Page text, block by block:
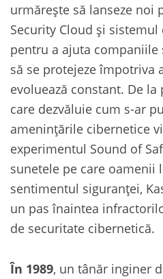
urmărește să lanseze noi
Security Cloud și sistemul
pentru a ajuta
să se protejeze împotriva
evoluează constant. De la
care dezvăluie cum s-ar
amenințările cibernetice
experimentul Sound of
sunetele pe care oamenii
sentimentul siguranței,
un pas înaintea
de securitate cibernetică.
În 1989, un tânăr inginer